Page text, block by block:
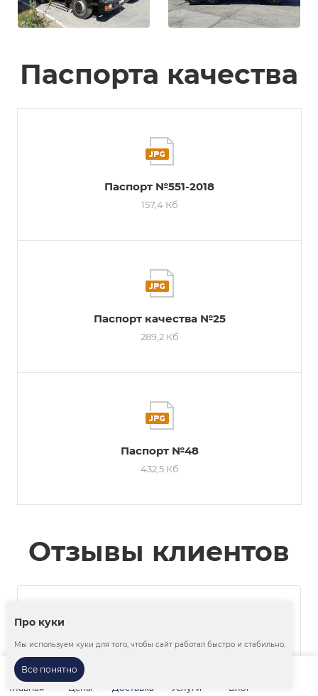
Паспорта качества
Паспорт №551-2018
157,4 Кб
Паспорт качества №25
289,2 Кб
Паспорт №48
432,5 Кб
Отзывы клиентов
Главная Цены Доставка Услуги Блог
Про куки
Мы используем куки для того, чтобы сайт работал быстро и стабильно.
Все понятно